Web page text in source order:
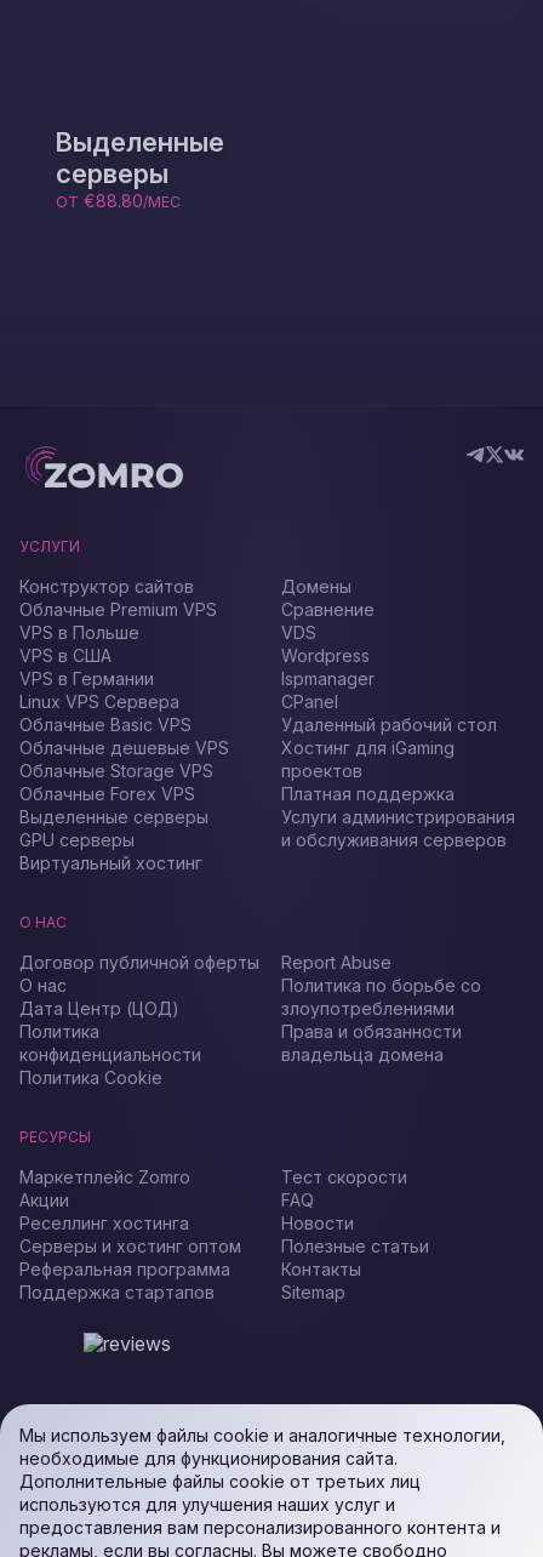
Выделенные
серверы
ОТ €88.80/МЕС
УСЛУГИ
Конструктор сайтов
Облачные Premium VPS
VPS в Польше
VPS в США
VPS в Германии
Linux VPS Сервера
Облачные Basic VPS
Облачные дешевые VPS
Облачные Storage VPS
Облачные Forex VPS
Выделенные серверы
GPU серверы
Виртуальный хостинг
Домены
Сравнение
VDS
Wordpress
Ispmanager
CPanel
Удаленный рабочий стол
Хостинг для iGaming
проектов
Платная поддержка
Услуги администрирования
и обслуживания серверов
О НАС
Договор публичной оферты
О нас
Дата Центр (ЦОД)
Политика
конфиденциальности
Политика Cookie
Report Abuse
Политика по борьбе со
злоупотреблениями
Права и обязанности
владельца домена
РЕСУРСЫ
Маркетплейс Zomro
Акции
Реселлинг хостинга
Серверы и хостинг оптом
Реферальная программа
Поддержка стартапов
Тест скорости
FAQ
Новости
Полезные статьи
Контакты
Sitemap
Мы используем файлы cookie и аналогичные технологии,
необходимые для функционирования сайта.
Дополнительные файлы cookie от третьих лиц
используются для улучшения наших услуг и
предоставления вам персонализированного контента и
рекламы, если вы согласны. Вы можете свободно